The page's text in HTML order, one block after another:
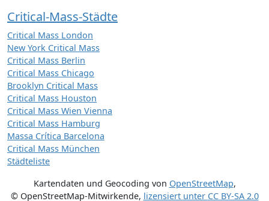
Critical-Mass-Städte
Critical Mass London
New York Critical Mass
Critical Mass Berlin
Critical Mass Chicago
Brooklyn Critical Mass
Critical Mass Houston
Critical Mass Wien Vienna
Critical Mass Hamburg
Massa Crítica Barcelona
Critical Mass München
Städteliste
Kartendaten und Geocoding von OpenStreetMap,
© OpenStreetMap-Mitwirkende, lizensiert unter CC BY-SA 2.0